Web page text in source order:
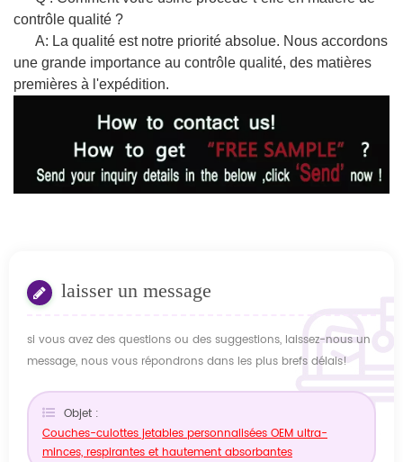
contrôle qualité ?
A: La qualité est notre priorité absolue. Nous accordons
une grande importance au contrôle qualité, des matières
premières à l'expédition.
laisser un message
si vous avez des questions ou des suggestions, laissez-nous un
message, nous vous répondrons dans les plus brefs délais!
Objet :
Couches-culottes jetables personnalisées OEM ultra-
minces, respirantes et hautement absorbantes